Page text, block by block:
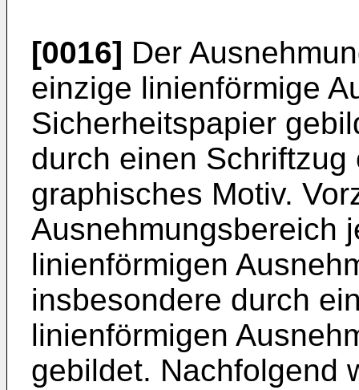
[0016] Der
einzige linienförmige
Sicherheitspapier
durch einen
graphisches Motiv.
Ausnehmungsbereich
linienförmigen
insbesondere durch
linienförmigen
gebildet. Nachfolgend